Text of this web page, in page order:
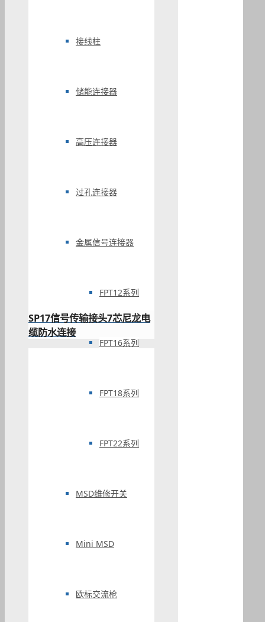
接线柱
储能连接器
高压连接器
过孔连接器
金属信号连接器
FPT12系列
FPT16系列
FPT18系列
FPT22系列
MSD维修开关
Mini MSD
欧标交流枪
SP17信号传输接头7芯尼龙电
缆防水连接